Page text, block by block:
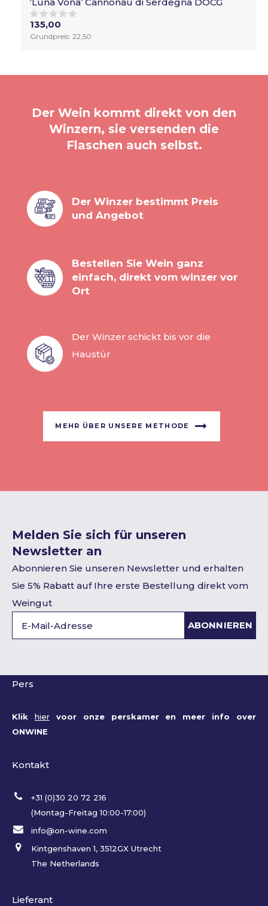
135,00
Grundpreis: 22,50
Der Wein kommt direkt von den
Winzern, sie versenden die
Flaschen auch selbst.
Der Winzer bestimmt Preis
und Angebot
Bestellen Sie Wein ganz
einfach, direkt vom winzer vor
Ort
Der Winzer schickt bis vor die
Haustür
MEHR ÜBER UNSERE METHODE
Melden Sie sich für unseren
Newsletter an
Abonnieren Sie unseren Newsletter und erhalten
Sie 5% Rabatt auf Ihre erste Bestellung direkt vom
Weingut
ABONNIEREN
Pers
Klik hiervoor onze perskamer en meer info over
ONWINE
Kontakt
+31 (0)30 20 72 216
(Montag-Freitag 10:00-17:00)
info@on-wine.com
Kintgenshaven 1, 3512GX Utrecht
The Netherlands
Lieferant